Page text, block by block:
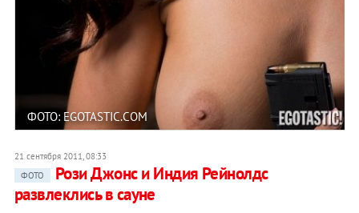
ФОТО: EGOTASTIC.COM
21 сентября 2011, 08:33
ФОТО
Рози Джонс и Индия Рейнолдc
развлеклись в сауне